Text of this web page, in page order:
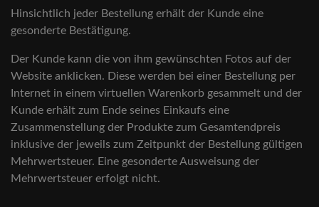
Hinsichtlich jeder Bestellung erhält der Kunde eine
gesonderte Bestätigung.
Der Kunde kann die von ihm gewünschten Fotos auf der
Website anklicken. Diese werden bei einer Bestellung per
Internet in einem virtuellen Warenkorb gesammelt und der
Kunde erhält zum Ende seines Einkaufs eine
Zusammenstellung der Produkte zum Gesamtendpreis
inklusive der jeweils zum Zeitpunkt der Bestellung gültigen
Mehrwertsteuer. Eine gesonderte Ausweisung der
Mehrwertsteuer erfolgt nicht.